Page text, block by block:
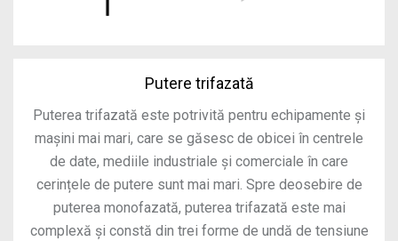
Putere trifazată
Puterea trifazată este potrivită pentru echipamente și
mașini mai mari, care se găsesc de obicei în centrele
de date, mediile industriale și comerciale în care
cerințele de putere sunt mai mari. Spre deosebire de
puterea monofazată, puterea trifazată este mai
complexă și constă din trei forme de undă de tensiune